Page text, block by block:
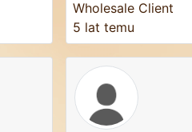
Wholesale Client
5 lat temu